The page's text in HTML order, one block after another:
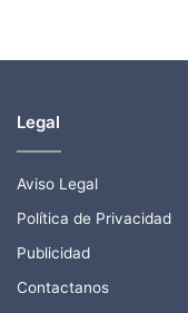
Legal
Aviso Legal
Política de Privacidad
Publicidad
Contactanos